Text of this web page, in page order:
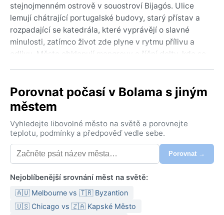
stejnojmenném ostrově v souostroví Bijagós. Ulice
lemují chátrající portugalské budovy, starý přístav a
rozpadající se katedrála, které vyprávějí o slavné
minulosti, zatímco život zde plyne v rytmu přílivu a
odlivu. Město obklopují mangrovy a říční delty, kde se
moře.
Podnebí Bolamy spadá do tropického savanového
pásma (Köppen Aw), s výrazným střídáním období
sucha a dešťů. Léta od června do října přinášejí
prudké, často až lijákové srážky, vysokou vlhkost a
teploty kolem 30 °C – ideální je lehké bavlněné
oblečení a nepromokavá bunda. Zima od listopadu do
května je sušší a o něco snesitelnější, s příjemnými
25–28 °C a nižší vlhkostí, i když slunce pálí neúprosně.
Večery mohou překvapit mírným ochlazením, ale sníh
Porovnat počasí v Bolama s jiným
městem
Vyhledejte libovolné město na světě a porovnejte
teplotu, podmínky a předpověď vedle sebe.
Porovnat →
Nejoblíbenější srovnání měst na světě:
🇦🇺 Melbourne vs 🇹🇷 Byzantion
🇺🇸 Chicago vs 🇿🇦 Kapské Město